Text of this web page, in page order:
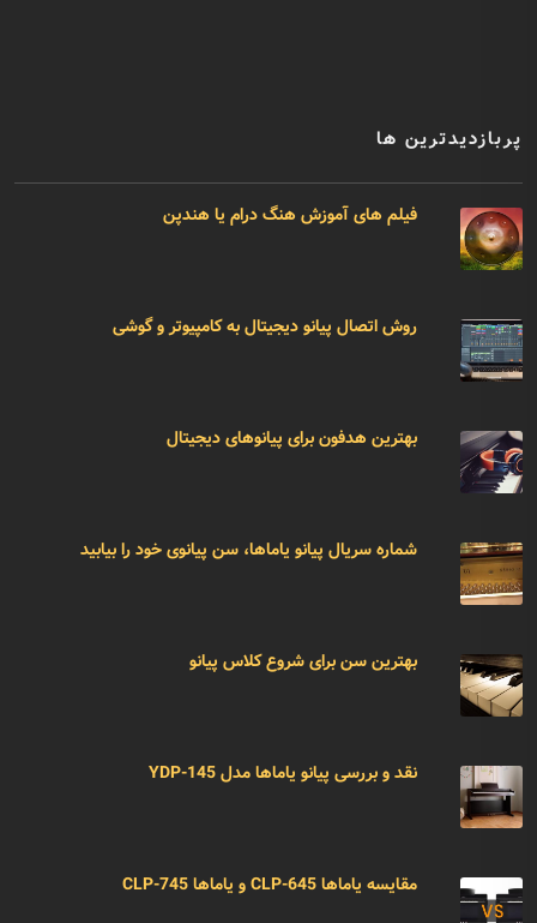
پربازدیدترین ها
فیلم های آموزش هنگ درام یا هندپن
روش اتصال پیانو دیجیتال به کامپیوتر و گوشی
بهترین هدفون برای پیانوهای دیجیتال
شماره سریال پیانو یاماها، سن پیانوی خود را بیابید
بهترین سن برای شروع کلاس پیانو
نقد و بررسی پیانو یاماها مدل YDP-145
مقایسه یاماها CLP-645 و یاماها CLP-745